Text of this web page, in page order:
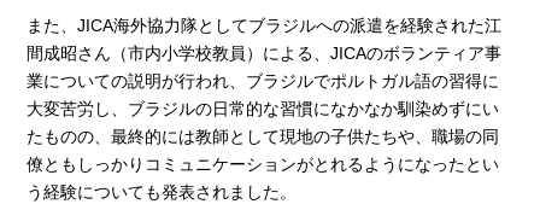
また、JICA海外協力隊としてブラジルへの派遣を経験された江
間成昭さん（市内小学校教員）による、JICAのボランティア事
業についての説明が行われ、ブラジルでポルトガル語の習得に
大変苦労し、ブラジルの日常的な習慣になかなか馴染めずにい
たものの、最終的には教師として現地の子供たちや、職場の同
僚ともしっかりコミュニケーションがとれるようになったとい
う経験についても発表されました。